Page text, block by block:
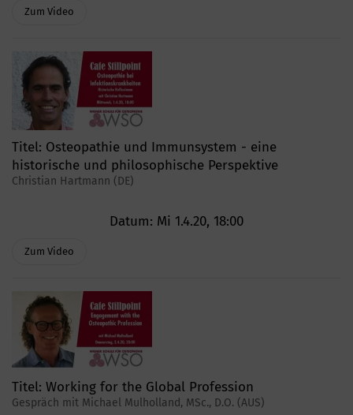
Zum Video
Titel: Osteopathie und Immunsystem - eine
historische und philosophische Perspektive
Christian Hartmann (DE)
Datum: Mi 1.4.20, 18:00
Zum Video
Titel: Working for the Global Profession
Gespräch mit Michael Mulholland, MSc., D.O. (AUS)